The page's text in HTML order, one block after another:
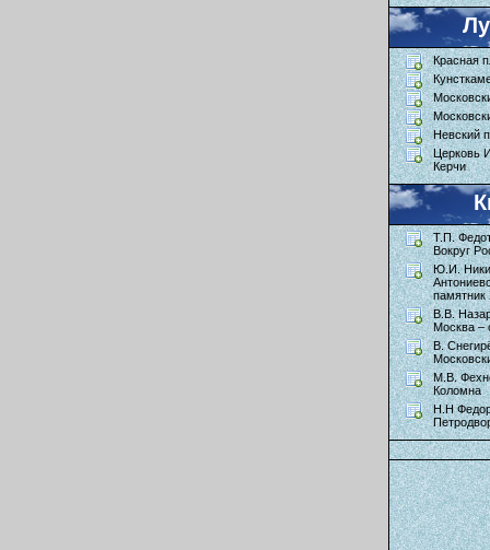
Красная
Невский
Церковь
Керчи
Т.П.
Вокруг
Ю.И.
памятник
В.В.
Москва –
В.
М.В.
Коломна
Н.Н